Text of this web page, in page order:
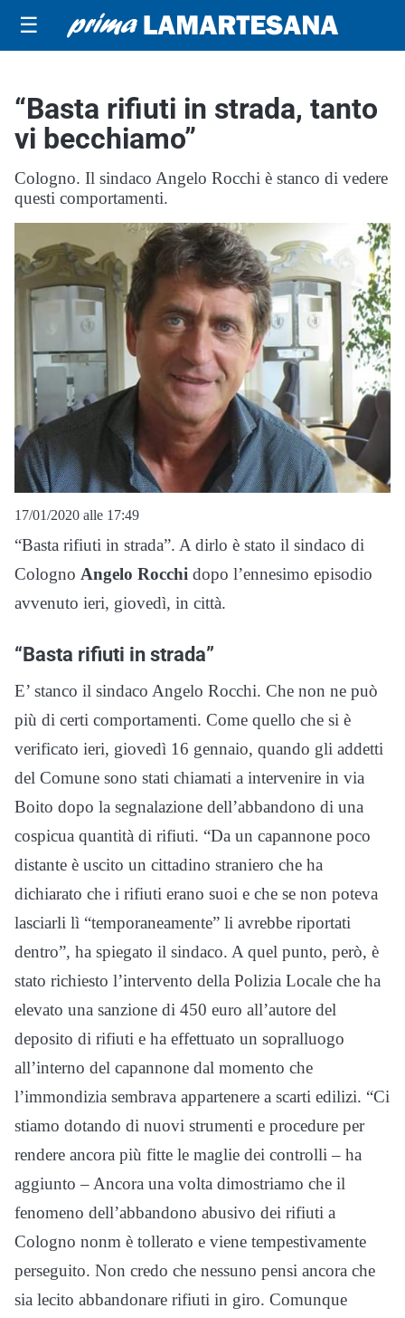
☰
“Basta rifiuti in strada, tanto
vi becchiamo”
Cologno. Il sindaco Angelo Rocchi è stanco di vedere
questi comportamenti.
17/01/2020 alle 17:49
“Basta rifiuti in strada”. A dirlo è stato il sindaco di
Cologno Angelo Rocchi dopo l’ennesimo episodio
avvenuto ieri, giovedì, in città.
“Basta rifiuti in strada”
E’ stanco il sindaco Angelo Rocchi. Che non ne può
più di certi comportamenti. Come quello che si è
verificato ieri, giovedì 16 gennaio, quando gli addetti
del Comune sono stati chiamati a intervenire in via
Boito dopo la segnalazione dell’abbandono di una
cospicua quantità di rifiuti. “Da un capannone poco
distante è uscito un cittadino straniero che ha
dichiarato che i rifiuti erano suoi e che se non poteva
lasciarli lì “temporaneamente” li avrebbe riportati
dentro”, ha spiegato il sindaco. A quel punto, però, è
stato richiesto l’intervento della Polizia Locale che ha
elevato una sanzione di 450 euro all’autore del
deposito di rifiuti e ha effettuato un sopralluogo
all’interno del capannone dal momento che
l’immondizia sembrava appartenere a scarti edilizi. “Ci
stiamo dotando di nuovi strumenti e procedure per
rendere ancora più fitte le maglie dei controlli – ha
aggiunto – Ancora una volta dimostriamo che il
fenomeno dell’abbandono abusivo dei rifiuti a
Cologno nonm è tollerato e viene tempestivamente
perseguito. Non credo che nessuno pensi ancora che
sia lecito abbandonare rifiuti in giro. Comunque